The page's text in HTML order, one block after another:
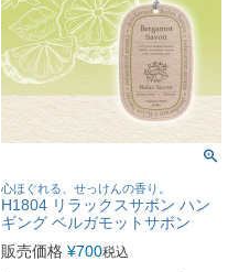
心ほぐれる、せっけんの香り。
H1804 リラックスサボン ハン
ギング ベルガモットサボン
販売価格 ¥700税込